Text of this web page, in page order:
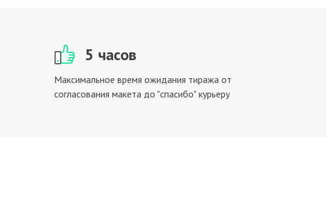
5 часов
Максимальное время ожидания тиража от
согласования макета до "спасибо" курьеру